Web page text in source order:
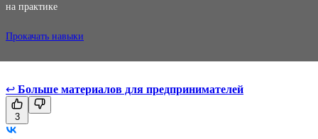
на практике
Прокачать навыки
↩ Больше материалов для предпринимателей
3